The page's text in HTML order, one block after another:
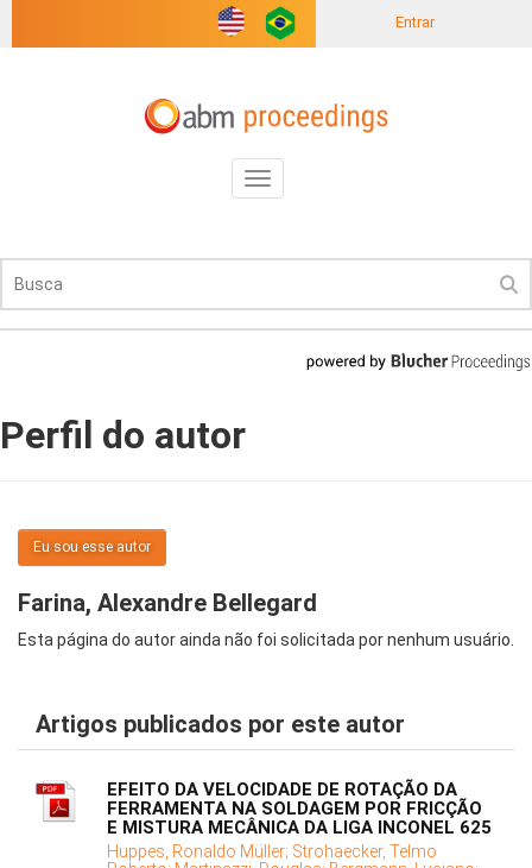
Entrar
Toggle
navigation
Perfil do autor
Eu sou esse autor
Farina, Alexandre Bellegard
Esta página do autor ainda não foi solicitada por nenhum usuário.
Artigos publicados por este autor
EFEITO DA VELOCIDADE DE ROTAÇÃO DA
FERRAMENTA NA SOLDAGEM POR FRICÇÃO
E MISTURA MECÂNICA DA LIGA INCONEL 625
Huppes, Ronaldo Müller; Strohaecker, Telmo